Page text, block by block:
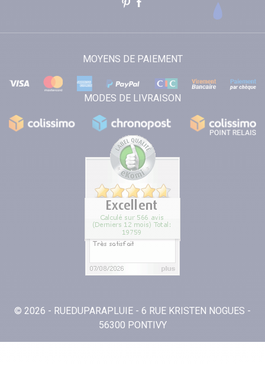
MOYENS DE PAIEMENT
MODES DE LIVRAISON
© 2026 - RUEDUPARAPLUIE - 6 RUE KRISTEN NOGUES -
56300 PONTIVY